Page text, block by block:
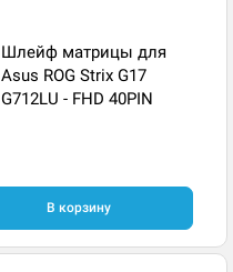
Шлейф матрицы для
Asus ROG Strix G17
G712LU - FHD 40PIN
В корзину